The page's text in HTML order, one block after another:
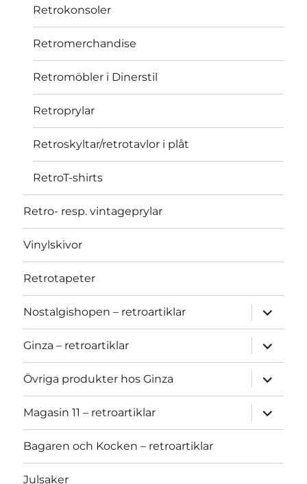
Retrokonsoler
Retromerchandise
Retromöbler i Dinerstil
Retroprylar
Retroskyltar/retrotavlor i plåt
RetroT-shirts
Retro- resp. vintageprylar
Vinylskivor
Retrotapeter
Nostalgishopen – retroartiklar
expand
child
menu
Ginza – retroartiklar
expand
child
menu
Övriga produkter hos Ginza
expand
child
menu
Magasin 11 – retroartiklar
expand
child
menu
Bagaren och Kocken – retroartiklar
Julsaker